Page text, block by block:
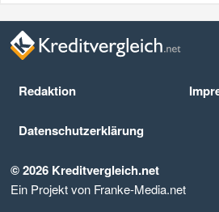
Redaktion
Datenschutz­erklärung
© 2026 Kreditvergleich.net
Ein Projekt von Franke-Media.net